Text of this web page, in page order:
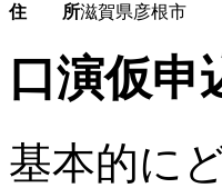
住 所滋賀県彦根市
口演仮申
基本的に